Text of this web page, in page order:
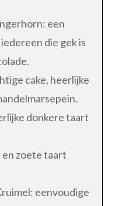
een
die gek is
cake, heerlijke
donkere taart
en zoete taart
eenvoudige